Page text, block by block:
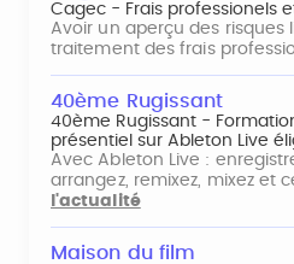
Cagec - Frais professionels
Avoir un aperçu des risques
traitement des frais
40ème Rugissant
40ème Rugissant -
présentiel sur Ableton Live
Avec Ableton Live :
arrangez, remixez, mixez et
l'actualité
Maison du film